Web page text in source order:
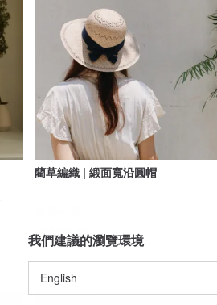
藺草編織 | 緞面寬沿圓帽
US$ 66.82
我們建議的瀏覽環境